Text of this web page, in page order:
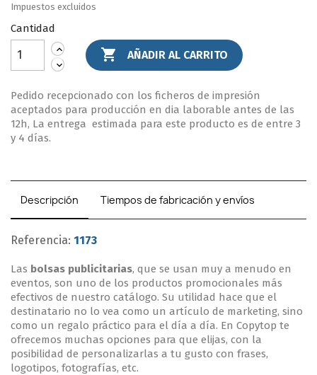
Impuestos excluidos
Cantidad
 AÑADIR AL CARRITO
Pedido recepcionado con los ficheros de impresión
aceptados para producción en dia laborable antes de las
12h, La entrega estimada para este producto es de entre 3
y 4 días.
Descripción Tiempos de fabricación y envíos
Referencia: 1173
Las bolsas publicitarias, que se usan muy a menudo en
eventos, son uno de los productos promocionales más
efectivos de nuestro catálogo. Su utilidad hace que el
destinatario no lo vea como un artículo de marketing, sino
como un regalo práctico para el día a día. En Copytop te
ofrecemos muchas opciones para que elijas, con la
posibilidad de personalizarlas a tu gusto con frases,
logotipos, fotografías, etc.